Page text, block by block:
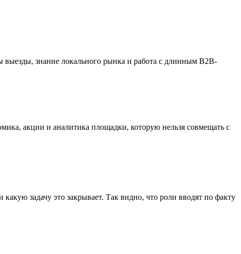
выезды, знание локального рынка и работа с длинным B2B-
акции и аналитика площадки, которую нельзя совмещать с
задачу это закрывает. Так видно, что роли вводят по факту